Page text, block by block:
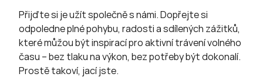
Přijďte si je užít společně s námi. Dopřejte si
odpoledne plné pohybu, radosti a sdílených zážitků,
které můžou být inspirací pro aktivní trávení volného
času – bez tlaku na výkon, bez potřeby být dokonalí.
Prostě takoví, jací jste.